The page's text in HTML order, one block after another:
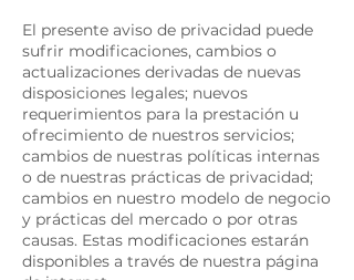
El presente aviso de privacidad puede
sufrir modificaciones, cambios o
actualizaciones derivadas de nuevas
disposiciones legales; nuevos
requerimientos para la prestación u
ofrecimiento de nuestros servicios;
cambios de nuestras políticas internas
o de nuestras prácticas de privacidad;
cambios en nuestro modelo de negocio
y prácticas del mercado o por otras
causas. Estas modificaciones estarán
disponibles a través de nuestra página